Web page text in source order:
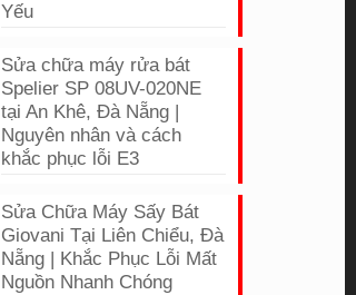
Yếu
Sửa chữa máy rửa bát
Spelier SP 08UV-020NE
tại An Khê, Đà Nẵng |
Nguyên nhân và cách
khắc phục lỗi E3
Sửa Chữa Máy Sấy Bát
Giovani Tại Liên Chiểu, Đà
Nẵng | Khắc Phục Lỗi Mất
Nguồn Nhanh Chóng